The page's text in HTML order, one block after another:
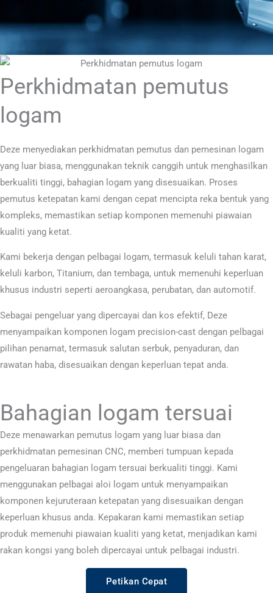
Perkhidmatan pemutus
logam
Deze menyediakan perkhidmatan pemutus dan pemesinan logam
yang luar biasa, menggunakan teknik canggih untuk menghasilkan
berkualiti tinggi, bahagian logam yang disesuaikan. Proses
pemutus ketepatan kami dengan cepat mencipta reka bentuk yang
kompleks, memastikan setiap komponen memenuhi piawaian
kualiti yang ketat.
Kami bekerja dengan pelbagai logam, termasuk keluli tahan karat,
keluli karbon, Titanium, dan tembaga, untuk memenuhi keperluan
khusus industri seperti aeroangkasa, perubatan, dan automotif.
Sebagai pengeluar yang dipercayai dan kos efektif, Deze
menyampaikan komponen logam precision-cast dengan pelbagai
pilihan penamat, termasuk salutan serbuk, penyaduran, dan
rawatan haba, disesuaikan dengan keperluan tepat anda.
Bahagian logam tersuai
Deze menawarkan pemutus logam yang luar biasa dan
perkhidmatan pemesinan CNC, memberi tumpuan kepada
pengeluaran bahagian logam tersuai berkualiti tinggi. Kami
menggunakan pelbagai aloi logam untuk menyampaikan
komponen kejuruteraan ketepatan yang disesuaikan dengan
keperluan khusus anda. Kepakaran kami memastikan setiap
produk memenuhi piawaian kualiti yang ketat, menjadikan kami
rakan kongsi yang boleh dipercayai untuk pelbagai industri.
Petikan Cepat